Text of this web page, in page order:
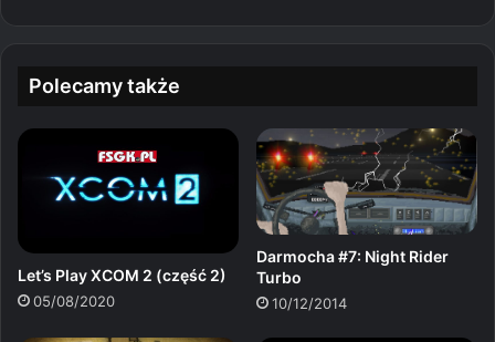
Polecamy także
Let’s Play XCOM 2 (część 2)
05/08/2020
Darmocha #7: Night Rider
Turbo
10/12/2014